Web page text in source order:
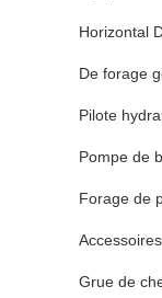
Horizontal
De forage
Pilote
Pompe de
Forage de
Grue de